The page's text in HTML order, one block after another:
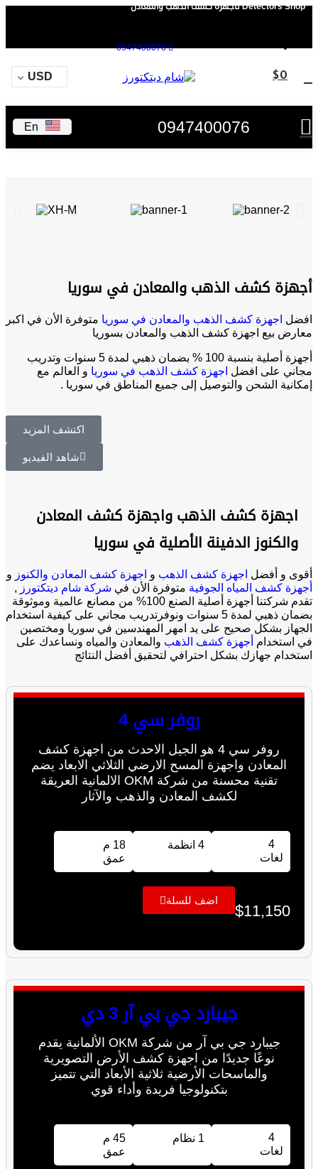
Detectors Shop لأجهزة كشف الذهب والمعادن
0947400076
$0
USD
0947400076
En
أجهزة كشف الذهب والمعادن في سوريا
افضل اجهزة كشف الذهب والمعادن في سوريا متوفرة الأن في اكبر
معارض بيع اجهزة كشف الذهب والمعادن بسوريا
أجهزة أصلية بنسبة 100 % بضمان ذهبي لمدة 5 سنوات وتدريب
مجاني على افضل اجهزة كشف الذهب في سوريا و العالم مع
إمكانية الشحن والتوصيل إلى جميع المناطق في سوريا .
اكتشف المزيد
شاهد الفيديو
اجهزة كشف الذهب واجهزة كشف المعادن
والكنوز الدفينة الأصلية في سوريا
أقوى و أفضل اجهزة كشف الذهب و اجهزة كشف المعادن والكنوز و
أجهزة كشف المياه الجوفية متوفرة الأن في شركة شام ديتكتورز ,
تقدم شركتنا أجهزة أصلية الصنع 100% من مصانع عالمية وموثوقة
بضمان ذهبي لمدة 5 سنوات ونوفرتدريب مجاني على كيفية استخدام
الجهاز بشكل صحيح على يد امهر المهندسين في سوريا ومختصين
في استخدام أجهزة كشف الذهب والمعادن والمياه ونساعدك على
استخدام جهازك بشكل احترافي لتحقيق أفضل النتائج
روفر سي 4
روفر سي 4 هو الجيل الاحدث من اجهزة كشف
المعادن واجهزة المسح الارضي الثلاثي الابعاد يضم
تقنية محسنة من شركة OKM الالمانية العريقة
لكشف المعادن والذهب والآثار
4
لغات
4 انظمة
18 م
عمق
$11,150
اضف للسلة
جيبارد جي بي آر 3 دي
جيبارد جي بي آر من شركة OKM الألمانية يقدم
نوعًا جديدًا من اجهزة كشف الأرض التصويرية
والماسحات الأرضية ثلاثية الأبعاد التي تتميز
بتكنولوجيا فريدة وأداء قوي
4
لغات
1 نظام
45 م
عمق